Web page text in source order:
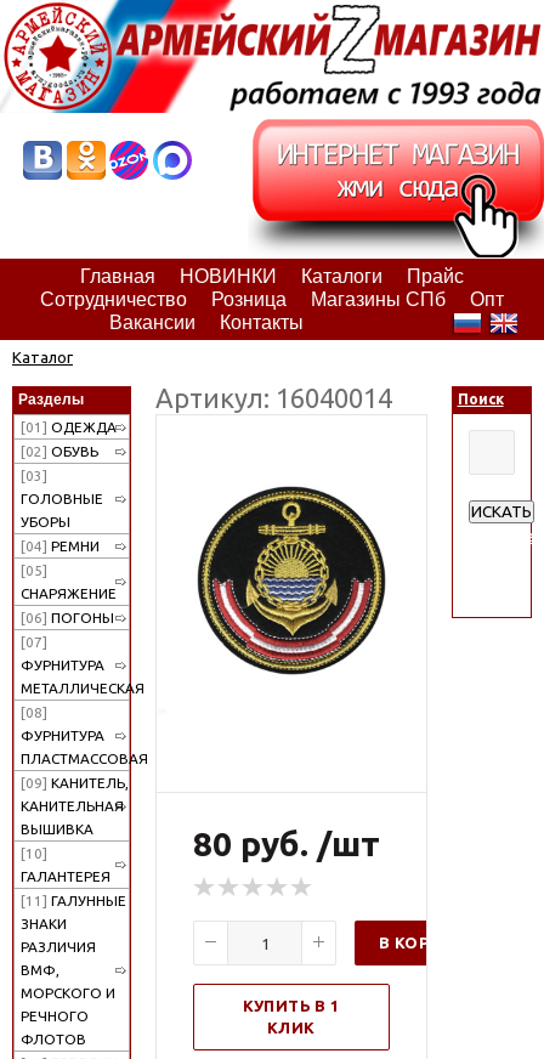
Главная НОВИНКИ Каталоги
Прайс
Сотрудничество
Розница Магазины СПб
Опт
Вакансии
Контакты
Каталог
Разделы
[01] ОДЕЖДА
[02] ОБУВЬ
[03]
ГОЛОВНЫЕ
УБОРЫ
[04] РЕМНИ
[05]
СНАРЯЖЕНИЕ
[06] ПОГОНЫ
[07]
ФУРНИТУРА
МЕТАЛЛИЧЕСКАЯ
[08]
ФУРНИТУРА
ПЛАСТМАССОВАЯ
[09] КАНИТЕЛЬ,
КАНИТЕЛЬНАЯ
ВЫШИВКА
[10]
ГАЛАНТЕРЕЯ
[11] ГАЛУННЫЕ
ЗНАКИ
РАЗЛИЧИЯ
ВМФ,
МОРСКОГО И
РЕЧНОГО
ФЛОТОВ
Артикул: 16040014
80 руб. /шт
В КОРЗИНУ
КУПИТЬ В 1
КЛИК
Поиск
ИСКАТЬ